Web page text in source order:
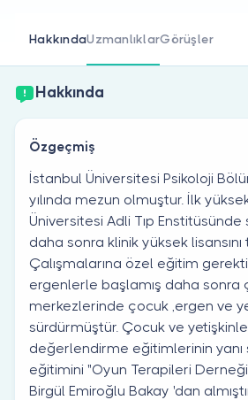
HakkındaUzmanlıklarGörüşler
Hakkında
Özgeçmiş
İstanbul Üniversitesi Psikoloji
yılında mezun olmuştur. İlk
Üniversitesi Adli Tıp
daha sonra klinik yüksek lisansını
Çalışmalarına özel eğitim
ergenlerle başlamış daha sonra
merkezlerinde çocuk ,ergen ve
sürdürmüştür. Çocuk ve
değerlendirme eğitimlerinin yanı
eğitimini "Oyun Terapileri
Birgül Emiroğlu Bakay 'dan